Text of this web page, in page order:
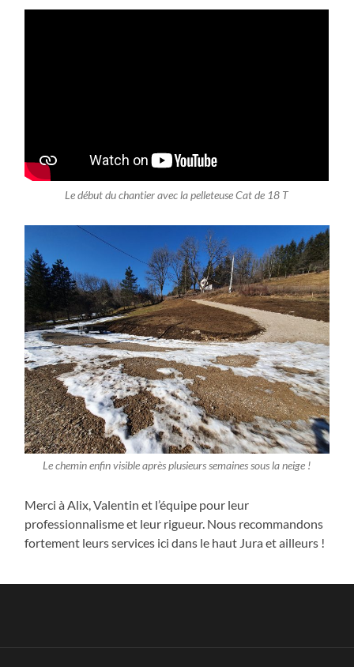
Le début du chantier avec la pelleteuse Cat de 18 T
Le chemin enfin visible après plusieurs semaines sous la neige !
Merci à Alix, Valentin et l’équipe pour leur
professionnalisme et leur rigueur. Nous recommandons
fortement leurs services ici dans le haut Jura et ailleurs !